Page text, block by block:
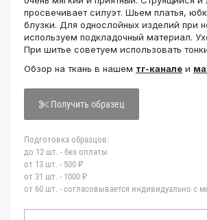
просвечивает силуэт. Шьем платья,
блузки. Для однослойных изделий при
используем подкладочный материал.
При шитье советуем использовать
Обзор на ткань в нашем тг-канале и
Получить образец
Подготовка образцов:
до 12 шт. - без оплаты
от 13 шт. - 500 ₽
от 31 шт. - 1000 ₽
от 60 шт. - согласовывается индивидуально с